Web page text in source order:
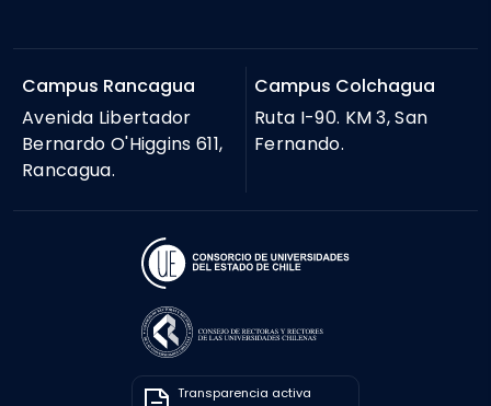
Campus Rancagua
Avenida Libertador
Bernardo O'Higgins 611,
Rancagua.
Campus Colchagua
Ruta I-90. KM 3, San
Fernando.
Transparencia activa